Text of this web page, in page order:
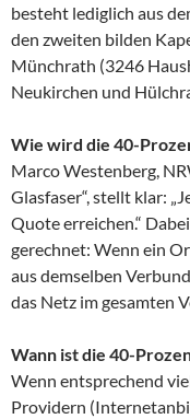
besteht lediglich aus
den zweiten bilden
Münchrath (3246
Neukirchen und
Wie wird die 40-
Marco Westenberg,
Glasfaser“, stellt klar:
Quote erreichen.“
gerechnet: Wenn ein
aus demselben
das Netz im gesamten
Wann ist die 40-
Wenn entsprechend
Providern